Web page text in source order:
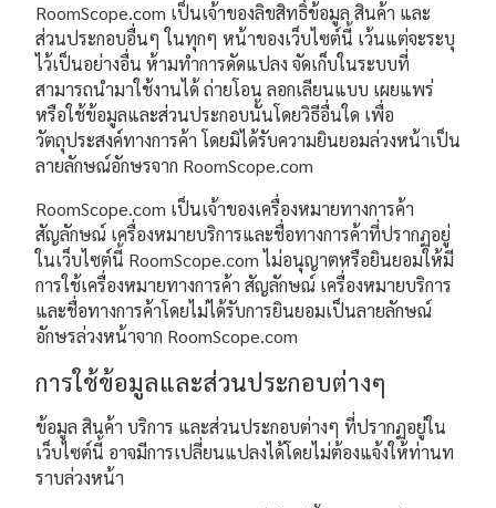
RoomScope.com เป็นเจ้าของลิขสิทธิ์ข้อมูล สินค้า และ
ส่วนประกอบอื่นๆ ในทุกๆ หน้าของเว็บไซต์นี้ เว้นแต่จะระบุ
ไว้เป็นอย่างอื่น ห้ามทำการดัดแปลง จัดเก็บในระบบที่
สามารถนำมาใช้งานได้ ถ่ายโอน ลอกเลียนแบบ เผยแพร่
หรือใช้ข้อมูลและส่วนประกอบนั้นโดยวิธีอื่นใด เพื่อ
วัตถุประสงค์ทางการค้า โดยมิได้รับความยินยอมล่วงหน้าเป็น
ลายลักษณ์อักษรจาก RoomScope.com
RoomScope.com เป็นเจ้าของเครื่องหมายทางการค้า
สัญลักษณ์ เครื่องหมายบริการและชื่อทางการค้าที่ปรากฏอยู่
ในเว็บไซต์นี้ RoomScope.com ไม่อนุญาตหรือยินยอมให้มี
การใช้เครื่องหมายทางการค้า สัญลักษณ์ เครื่องหมายบริการ
และชื่อทางการค้าโดยไม่ได้รับการยินยอมเป็นลายลักษณ์
อักษรล่วงหน้าจาก RoomScope.com
การใช้ข้อมูลและส่วนประกอบต่างๆ
ข้อมูล สินค้า บริการ และส่วนประกอบต่างๆ ที่ปรากฏอยู่ใน
เว็บไซต์นี้ อาจมีการเปลี่ยนแปลงได้โดยไม่ต้องแจ้งให้ท่านท
ราบล่วงหน้า